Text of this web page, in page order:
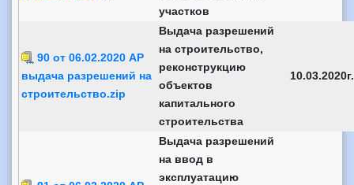
участков
90 от 06.02.2020 АР
выдача разрешений на
строительство.zip
Выдача разрешений
на строительство,
реконструкцию
объектов
капитального
строительства
10.03.2020г.
Выдача разрешений
на ввод в
эксплуатацию